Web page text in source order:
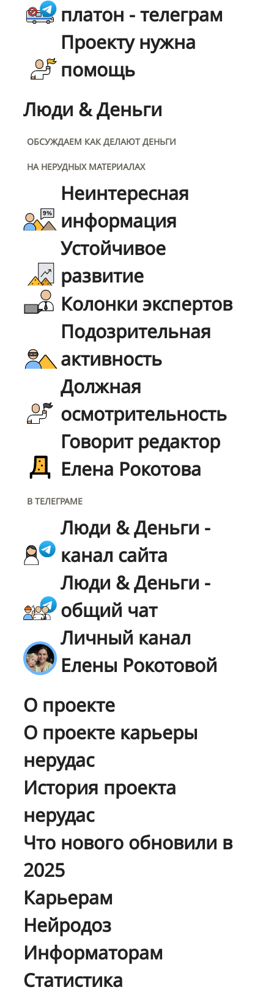
платон - телеграм
Проекту нужна
помощь
Люди & Деньги
ОБСУЖДАЕМ КАК ДЕЛАЮТ ДЕНЬГИ
НА НЕРУДНЫХ МАТЕРИАЛАХ
Неинтересная
информация
Устойчивое
развитие
Колонки экспертов
Подозрительная
активность
Должная
осмотрительность
Говорит редактор
Елена Рокотова
В ТЕЛЕГРАМЕ
Люди & Деньги -
канал сайта
Люди & Деньги -
общий чат
Личный канал
Елены Рокотовой
О проекте
О проекте карьеры
нерудас
История проекта
нерудас
Что нового обновили в
2025
Карьерам
Нейродоз
Информаторам
Статистика